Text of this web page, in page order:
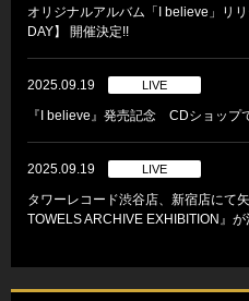
オリジナルアルバム「I believe」リ
DAY】 開催決定!!
2025.09.19 LIVE
『I believe』発売記念 CDショップ
2025.09.19 LIVE
タワーレコード渋谷店、新宿店にて
TOWELS ARCHIVE EXHIBITION』が